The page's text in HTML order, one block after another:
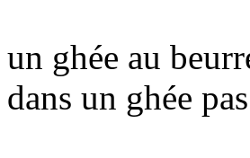
un ghée au
dans un ghée